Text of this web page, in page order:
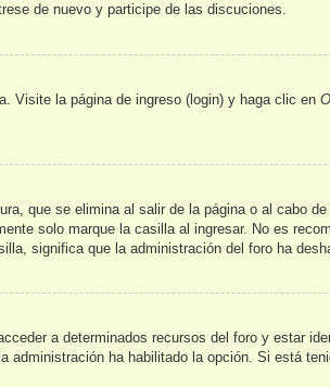
de nuevo y participe de las discuciones.
Visite la página de ingreso (login) y haga clic en
que se elimina al salir de la página o al cabo
solo marque la casilla al ingresar. No es
significa que la administración del foro ha
a determinados recursos del foro y estar
ha habilitado la opción. Si está